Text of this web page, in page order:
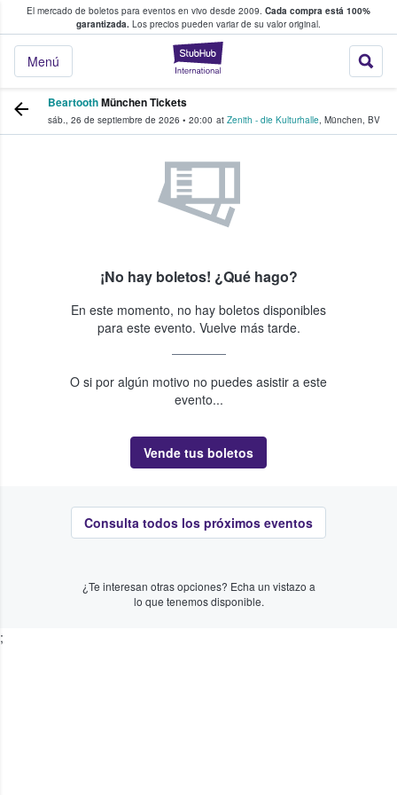
El mercado de boletos para eventos en vivo desde 2009. Cada compra está 100%
garantizada. Los precios pueden variar de su valor original.
StubHub: donde
Menú
fans compran y venden boletos
BeartoothMünchen Tickets
sáb., 26 de septiembre de 2026 • 20:00 at Zenith - die Kulturhalle, München, BV
¡No hay boletos! ¿Qué hago?
En este momento, no hay boletos disponibles
para este evento. Vuelve más tarde.
O si por algún motivo no puedes asistir a este
evento...
Vende tus boletos
Consulta todos los próximos eventos
¿Te interesan otras opciones? Echa un vistazo a
lo que tenemos disponible.
;